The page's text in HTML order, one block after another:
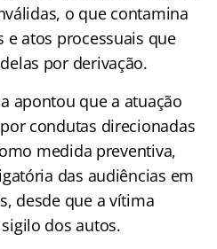
o que contamina
e atos processuais que
por derivação.
apontou que a atuação
condutas direcionadas
medida preventiva,
das audiências em
desde que a vítima
dos autos.